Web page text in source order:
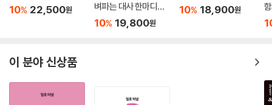
10% 22,500원
벼파는 대사 한마디가
있다
10% 19,800원
10% 18,900원
이 분야 신상품